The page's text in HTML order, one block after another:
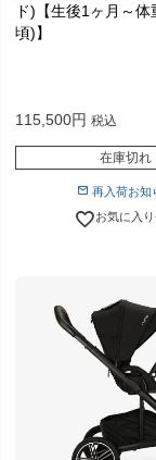
ド)【生後1ヶ月～
頃)】
115,500 税込
在庫切れ
再入荷お知
お気に入